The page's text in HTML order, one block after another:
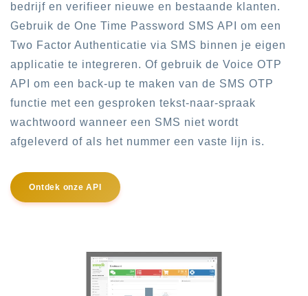
bedrijf en verifieer nieuwe en bestaande klanten.
Gebruik de One Time Password SMS API om een
Two Factor Authenticatie via SMS binnen je eigen
applicatie te integreren. Of gebruik de Voice OTP
API om een back-up te maken van de SMS OTP
functie met een gesproken tekst-naar-spraak
wachtwoord wanneer een SMS niet wordt
afgeleverd of als het nummer een vaste lijn is.
Ontdek onze API